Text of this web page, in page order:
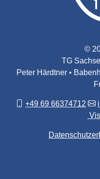
©
TG
Peter Härdtner •
+49 69 66374712